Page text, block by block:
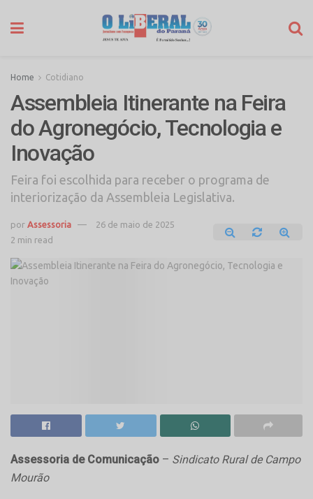
Home Cotidiano
Assembleia Itinerante na Feira
do Agronegócio, Tecnologia e
Inovação
Feira foi escolhida para receber o programa de
interiorização da Assembleia Legislativa.
por Assessoria
26 de maio de 2025
2 min read
Assessoria de Comunicação – Sindicato Rural de Campo
Mourão